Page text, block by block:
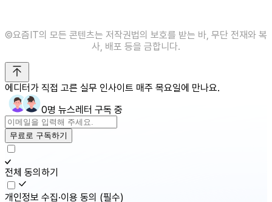
©️요즘IT의 모든 콘텐츠는 저작권법의 보호를 받는 바, 무단 전재와 복
사, 배포 등을 금합니다.
에디터가 직접 고른 실무 인사이트 매주 목요일에 만나요.
0명 뉴스레터 구독 중
무료로 구독하기
전체 동의하기
개인정보 수집·이용 동의 (필수)